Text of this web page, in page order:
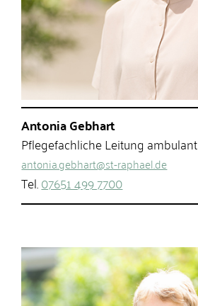
Antonia Gebhart
Pflegefachliche Leitung ambulant
antonia.gebhart@st-raphael.de
Tel.07651 499 7700